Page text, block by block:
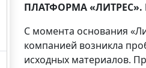
ПЛАТФОРМА
С момента основания
компанией возникла
исходных материалов.